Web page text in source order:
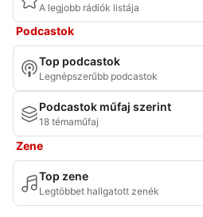
A legjobb rádiók listája
Podcastok
Top podcastok
Legnépszerűbb podcastok
Podcastok műfaj szerint
18 témaműfaj
Zene
Top zene
Legtöbbet hallgatott zenék